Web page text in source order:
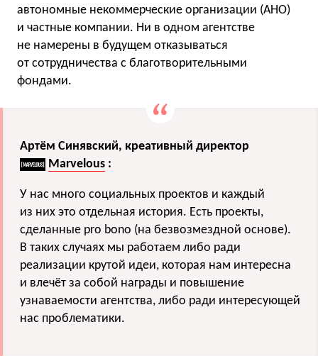
автономные некоммерческие организации (АНО)
и частные компании. Ни в одном агентстве
не намерены в будущем отказываться
от сотрудничества с благотворительными
фондами.
Артём Синявский, креативный директор
Marvelous :
У нас много социальных проектов и каждый
из них это отдельная история. Есть проекты,
сделанные pro bono (на безвозмездной основе).
В таких случаях мы работаем либо ради
реализации крутой идеи, которая нам интересна
и влечёт за собой награды и повышение
узнаваемости агентства, либо ради интересующей
нас проблематики.